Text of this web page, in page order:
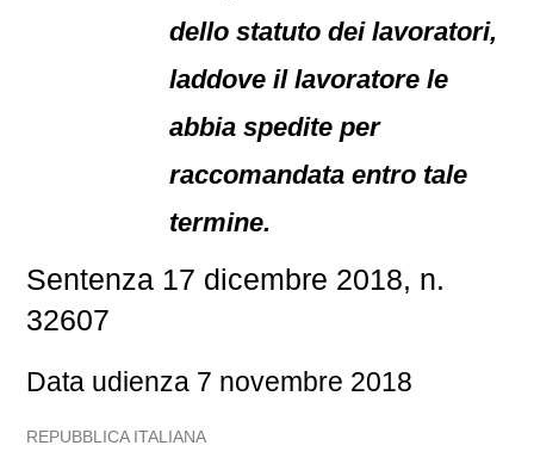
dello statuto dei lavoratori,
laddove il lavoratore le
abbia spedite per
raccomandata entro tale
termine.
Sentenza 17 dicembre 2018, n.
32607
Data udienza 7 novembre 2018
REPUBBLICA ITALIANA